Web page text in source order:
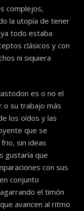
complejos,
la utopía de tener
todo estaba
clásicos y con
ni siquiera
es o no el
o su trabajo más
los oídos y las
que se
sin ideas
gustaría que
con sus
conjunto
el timón
avancen al ritmo